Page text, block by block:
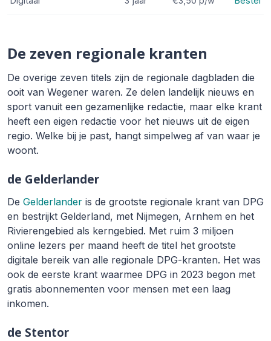
De zeven regionale kranten
De overige zeven titels zijn de regionale dagbladen die
ooit van Wegener waren. Ze delen landelijk nieuws en
sport vanuit een gezamenlijke redactie, maar elke krant
heeft een eigen redactie voor het nieuws uit de eigen
regio. Welke bij je past, hangt simpelweg af van waar je
woont.
de Gelderlander
De Gelderlander is de grootste regionale krant van DPG
en bestrijkt Gelderland, met Nijmegen, Arnhem en het
Rivierengebied als kerngebied. Met ruim 3 miljoen
online lezers per maand heeft de titel het grootste
digitale bereik van alle regionale DPG-kranten. Het was
ook de eerste krant waarmee DPG in 2023 begon met
gratis abonnementen voor mensen met een laag
inkomen.
de Stentor